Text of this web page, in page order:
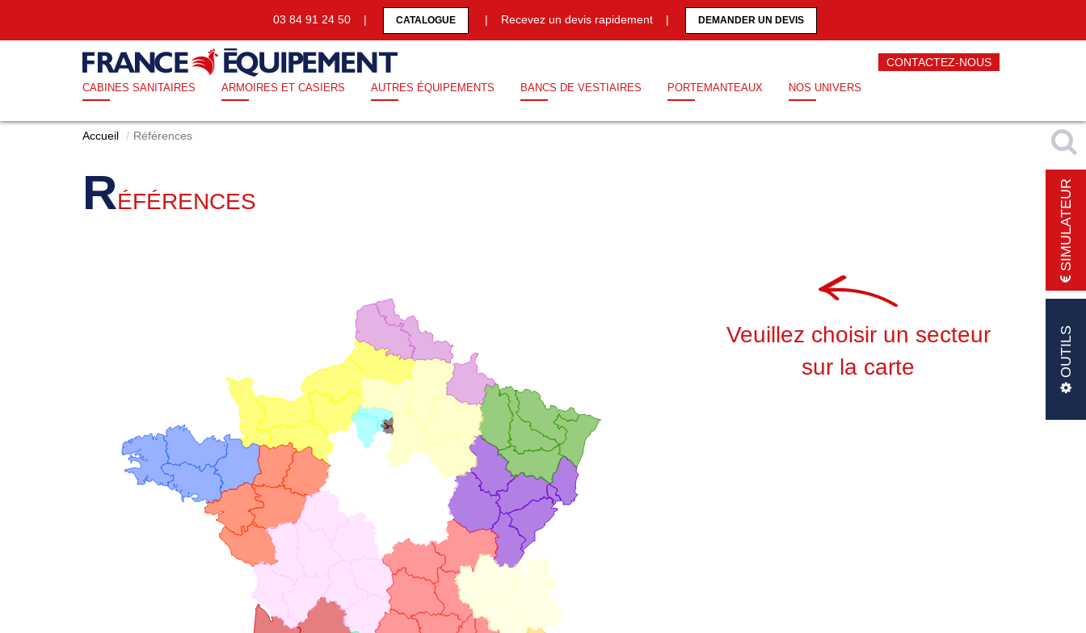
03 84 91 24 50 | CATALOGUE | Recevez un devis rapidement | DEMANDER UN DEVIS
CONTACTEZ-NOUS
CABINES SANITAIRES ARMOIRES ET CASIERS AUTRES ÉQUIPEMENTS BANCS DE VESTIAIRES PORTEMANTEAUX NOS UNIVERS
Accueil Références
RÉFÉRENCES
Veuillez choisir un secteur
sur la carte
SIMULATEUR
OUTILS